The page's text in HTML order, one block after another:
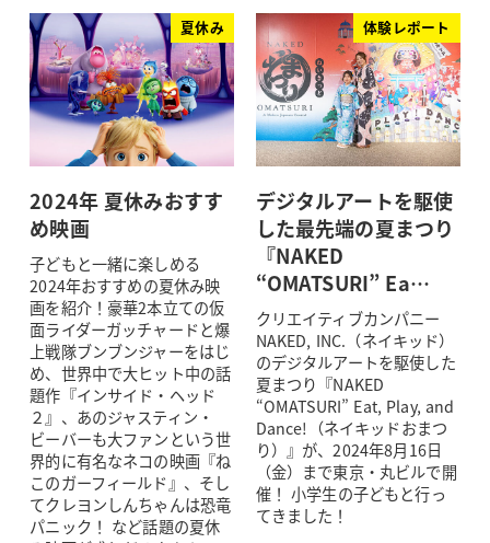
夏休み
2024年 夏休みおすす
め映画
子どもと一緒に楽しめる
2024年おすすめの夏休み映
画を紹介！豪華2本立ての仮
面ライダーガッチャードと爆
上戦隊ブンブンジャーをはじ
め、世界中で大ヒット中の話
題作『インサイド・ヘッド
２』、あのジャスティン・
ビーバーも大ファンという世
界的に有名なネコの映画『ね
このガーフィールド』、そし
てクレヨンしんちゃんは恐竜
パニック！ など話題の夏休
体験レポート
デジタルアートを駆使
した最先端の夏まつり
『NAKED
“OMATSURI” Ea…
クリエイティブカンパニー
NAKED, INC.（ネイキッド）
のデジタルアートを駆使した
夏まつり『NAKED
“OMATSURI” Eat, Play, and
Dance!（ネイキッドおまつ
り）』が、2024年8月16日
（金）まで東京・丸ビルで開
催！ 小学生の子どもと行っ
てきました！